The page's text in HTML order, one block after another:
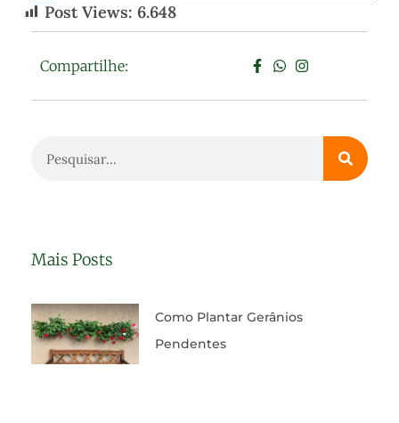
Post Views: 6.648
Compartilhe:
Mais Posts
Como Plantar Gerânios
Pendentes